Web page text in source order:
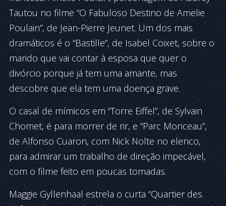
Tautou no filme “O Fabuloso Destino de Amelie
Poulain”, de Jean-Pierre Jeunet. Um dos mais
dramáticos é o “Bastille”, de Isabel Coixet, sobre o
marido que vai contar à esposa que quer o
divórcio porque já tem uma amante, mas
descobre que ela tem uma doença grave.
O casal de mímicos em “Torre Eiffel”, de Sylvain
Chomet, é para morrer de rir, e “Parc Monceau”,
de Alfonso Cuaron, com Nick Nolte no elenco,
para admirar um trabalho de direção impecável,
com o filme feito em poucas tomadas.
Maggie Gyllenhaal estrela o curta “Quartier des